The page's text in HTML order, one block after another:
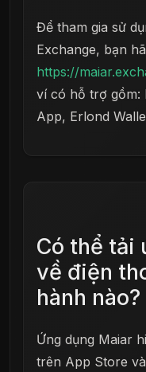
Để tham gia sử
Exchange, bạn
https://
ví có hỗ trợ gồm:
App, Erlond
Có thể tải
về điện
hành nào?
Ứng dụng Maiar
trên App Store và